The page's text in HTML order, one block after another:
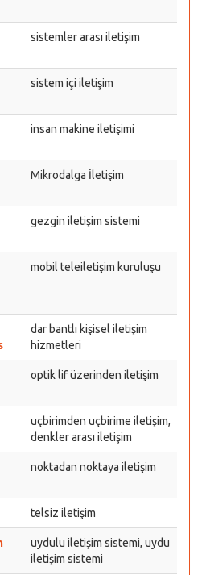
sistemler arası iletişim
sistem içi iletişim
insan makine iletişimi
Mikrodalga İletişim
gezgin iletişim sistemi
mobil teleiletişim kuruluşu
dar bantlı kişisel iletişim
hizmetleri
optik lif üzerinden iletişim
uçbirimden uçbirime iletişim,
denkler arası iletişim
noktadan noktaya iletişim
telsiz iletişim
uydulu iletişim sistemi, uydu
iletişim sistemi